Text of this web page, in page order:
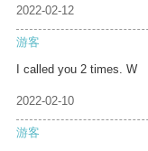
2022-02-12
游客
I called you 2 times. W
2022-02-10
游客